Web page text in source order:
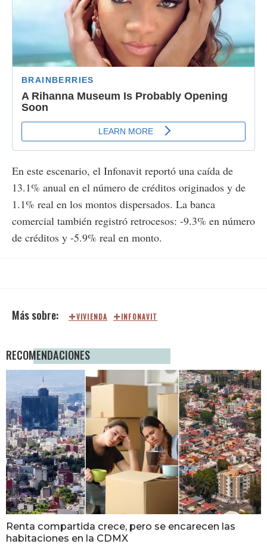
En este escenario, el Infonavit reportó una caída de
13.1% anual en el número de créditos originados y de
1.1% real en los montos dispersados. La banca
comercial también registró retrocesos: -9.3% en número
de créditos y -5.9% real en monto.
VIVIENDA INFONAVIT
RECOMENDACIONES
Renta compartida crece, pero se encarecen las
habitaciones en la CDMX